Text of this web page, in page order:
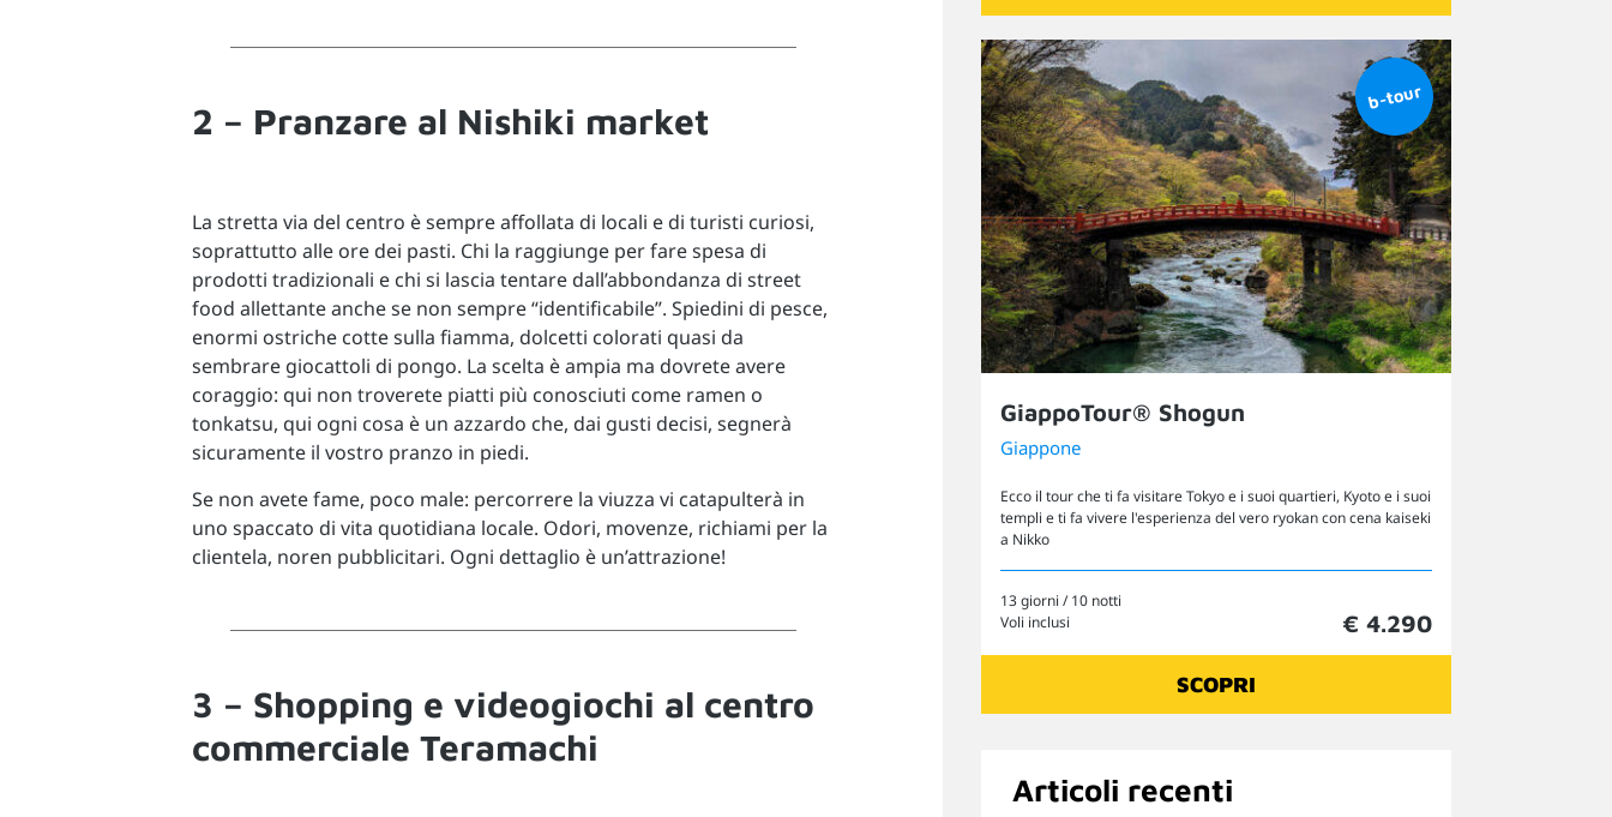
2 – Pranzare al Nishiki market
La stretta via del centro è sempre affollata di locali e di turisti curiosi,
soprattutto alle ore dei pasti. Chi la raggiunge per fare spesa di
prodotti tradizionali e chi si lascia tentare dall’abbondanza di street
food allettante anche se non sempre “identificabile”. Spiedini di pesce,
enormi ostriche cotte sulla fiamma, dolcetti colorati quasi da
sembrare giocattoli di pongo. La scelta è ampia ma dovrete avere
coraggio: qui non troverete piatti più conosciuti come ramen o
tonkatsu, qui ogni cosa è un azzardo che, dai gusti decisi, segnerà
sicuramente il vostro pranzo in piedi.
Se non avete fame, poco male: percorrere la viuzza vi catapulterà in
uno spaccato di vita quotidiana locale. Odori, movenze, richiami per la
clientela, noren pubblicitari. Ogni dettaglio è un’attrazione!
3 – Shopping e videogiochi al centro
commerciale Teramachi
GiappoTour® Shogun
Giappone
Ecco il tour che ti fa visitare Tokyo e i suoi quartieri, Kyoto e i suoi
templi e ti fa vivere l'esperienza del vero ryokan con cena kaiseki
a Nikko
13 giorni / 10 notti
Voli inclusi
€ 4.290
SCOPRI
Articoli recenti
Cerca il tuo viaggio